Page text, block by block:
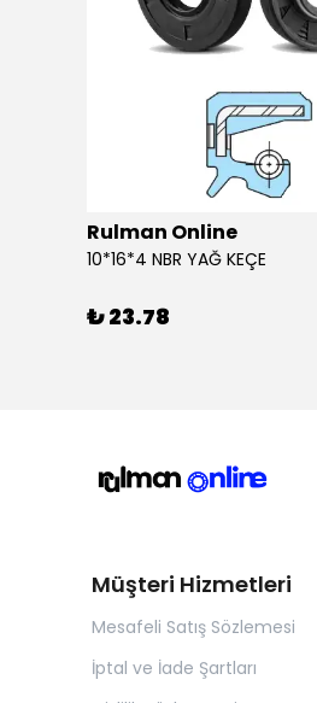
Rulman Online
10*16*4 NBR YAĞ KEÇE
₺ 23.78
Müşteri Hizmetleri
Mesafeli Satış Sözlemesi
İptal ve İade Şartları